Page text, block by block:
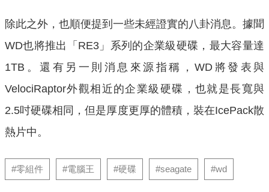
除此之外，也順便提到一些未經證實的八卦消息。據聞
WD也將推出「RE3」系列的企業級硬碟，最大容量達
1TB。還有另一則消息來源指稱，WD將發表與
VelociRaptor外觀相近的企業級硬碟，也就是長寬與
2.5吋硬碟相同，但是厚度更厚的體積，裝在IcePack散
熱片中。
#零組件 #電腦王 #硬碟 #seagate #wd